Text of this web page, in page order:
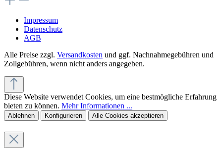
Impressum
Datenschutz
AGB
Alle Preise zzgl. Versandkosten und ggf. Nachnahmegebühren und
Zollgebühren, wenn nicht anders angegeben.
Diese Website verwendet Cookies, um eine bestmögliche Erfahrung
bieten zu können. Mehr Informationen ...
Ablehnen Konfigurieren Alle Cookies akzeptieren